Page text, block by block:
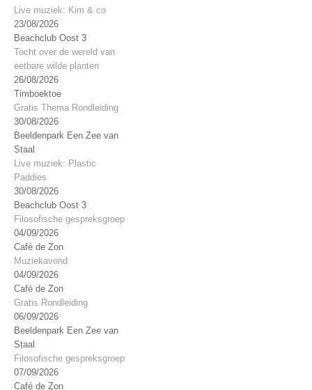
Live muziek: Kim & co
23/08/2026
Beachclub Oost 3
Tocht over de wereld van
eetbare wilde planten
26/08/2026
Timboektoe
Gratis Thema Rondleiding
30/08/2026
Beeldenpark Een Zee van
Staal
Live muziek: Plastic
Paddies
30/08/2026
Beachclub Oost 3
Filosofische gespreksgroep
04/09/2026
Café de Zon
Muziekavond
04/09/2026
Café de Zon
Gratis Rondleiding
06/09/2026
Beeldenpark Een Zee van
Staal
Filosofische gespreksgroep
07/09/2026
Café de Zon